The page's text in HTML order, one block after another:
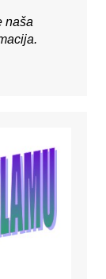
naša